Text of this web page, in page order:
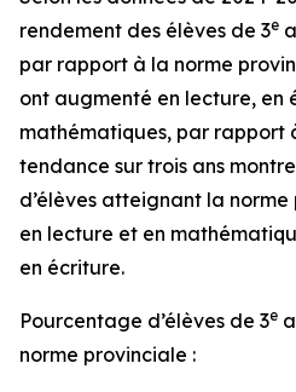
rendement des élèves de 3e
par rapport à la norme
ont augmenté en lecture, en
mathématiques, par rapport
tendance sur trois ans
d’élèves atteignant la
en lecture et en
en écriture.
Pourcentage d’élèves de 3e
norme provinciale :